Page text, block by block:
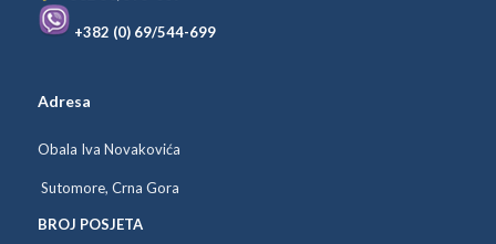
+382 (0) 69/544-699
Adresa
Obala Iva Novakovića
Sutomore, Crna Gora
BROJ POSJETA